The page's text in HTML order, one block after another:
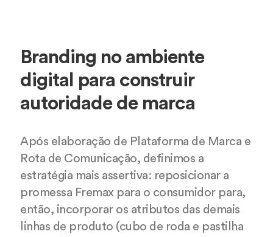
Branding no ambiente
digital para construir
autoridade de marca
Após elaboração de Plataforma de Marca e
Rota de Comunicação, definimos a
estratégia mais assertiva: reposicionar a
promessa Fremax para o consumidor para,
então, incorporar os atributos das demais
linhas de produto (cubo de roda e pastilha